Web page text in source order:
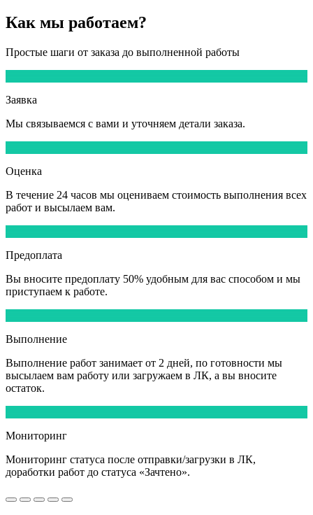
Как мы работаем?
Простые шаги от заказа до выполненной работы
Заявка
Мы связываемся с вами и уточняем детали заказа.
Оценка
В течение 24 часов мы оцениваем стоимость выполнения всех
работ и высылаем вам.
Предоплата
Вы вносите предоплату 50% удобным для вас способом и мы
приступаем к работе.
Выполнение
Выполнение работ занимает от 2 дней, по готовности мы
высылаем вам работу или загружаем в ЛК, а вы вносите
остаток.
Мониторинг
Мониторинг статуса после отправки/загрузки в ЛК,
доработки работ до статуса «Зачтено».